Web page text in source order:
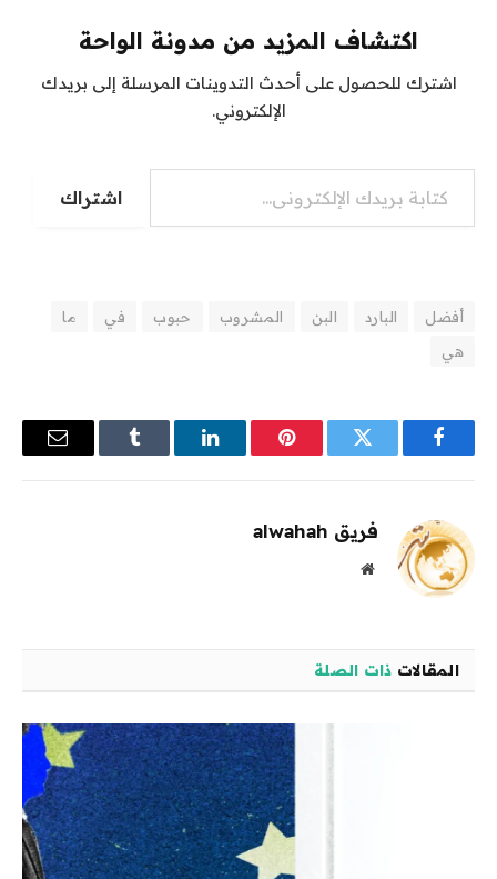
اكتشاف المزيد من مدونة الواحة
اشترك للحصول على أحدث التدوينات المرسلة إلى بريدك
الإلكتروني.
كتابة بريدك الإلكتروني...
اشتراك
أفضل البارد البن المشروب حبوب في
ما
هي
فيسبوك تويتر بينتيريستلينكدإن Tumblr
البريد
فريق alwahah
موقع
المقالات ذات الصلة